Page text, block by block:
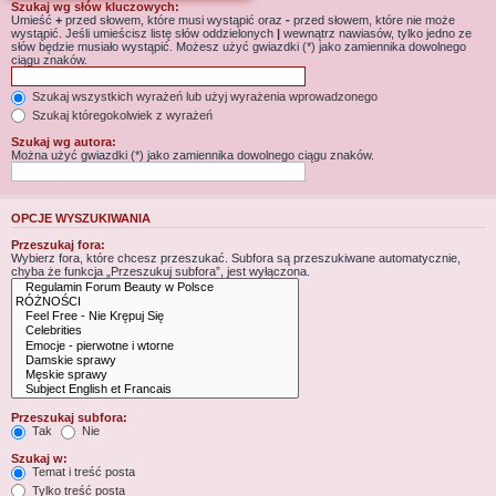
Szukaj wg słów kluczowych:
Umieść + przed słowem, które musi wystąpić oraz - przed słowem, które nie może
wystąpić. Jeśli umieścisz listę słów oddzielonych | wewnątrz nawiasów, tylko jedno ze
słów będzie musiało wystąpić. Możesz użyć gwiazdki (*) jako zamiennika dowolnego
ciągu znaków.
Szukaj wszystkich wyrażeń lub użyj wyrażenia wprowadzonego
Szukaj któregokolwiek z wyrażeń
Szukaj wg autora:
Można użyć gwiazdki (*) jako zamiennika dowolnego ciągu znaków.
OPCJE WYSZUKIWANIA
Przeszukaj fora:
Wybierz fora, które chcesz przeszukać. Subfora są przeszukiwane automatycznie,
chyba że funkcja „Przeszukuj subfora”, jest wyłączona.
Przeszukaj subfora:
Tak
Nie
Szukaj w:
Temat i treść posta
Tylko treść posta